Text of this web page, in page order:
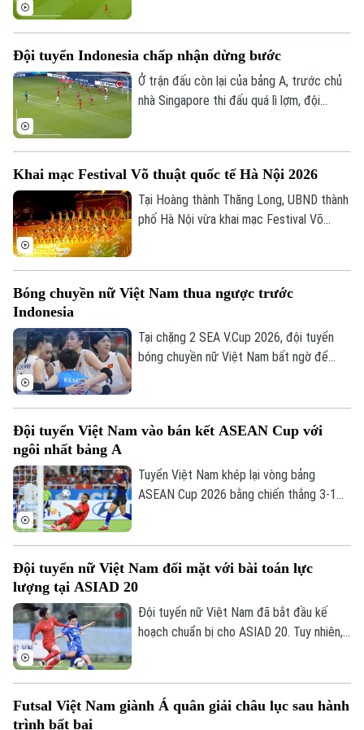
Liên hệ đường dây nóng (bấm để gọi)
Tòa soạn
0865.116.699 (hotline)
Tòa soạn
0865.116.699
có được niềm vui trọn vẹn ở Mỹ Đình.
Đội tuyển Indonesia chấp nhận dừng bước
Ở trận đấu còn lại của bảng A, trước chủ
nhà Singapore thi đấu quá lì lợm, đội
vạn đảo vào bán kết.
Khai mạc Festival Võ thuật quốc tế Hà Nội 2026
Tại Hoàng thành Thăng Long, UBND thành
phố Hà Nội vừa khai mạc Festival Võ
Bóng chuyền nữ Việt Nam thua ngược trước
Indonesia
Tại chặng 2 SEA V.Cup 2026, đội tuyển
bóng chuyền nữ Việt Nam bất ngờ để
mình ở những set tiếp theo.
Đội tuyển Việt Nam vào bán kết ASEAN Cup với
ngôi nhất bảng A
Tuyển Việt Nam khép lại vòng bảng
ASEAN Cup 2026 bằng chiến thắng 3-1
tạo đà thuận lợi trước vòng bán kết.
Đội tuyển nữ Việt Nam đối mặt với bài toán lực
lượng tại ASIAD 20
Đội tuyển nữ Việt Nam đã bắt đầu kế
hoạch chuẩn bị cho ASIAD 20. Tuy nhiên,
đầy thách thức trên hành trình hướng tới
Futsal Việt Nam giành Á quân giải châu lục sau hành
trình bất bại